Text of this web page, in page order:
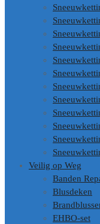
Veilig op Weg
Banden
Blusdeken
EHBO-set